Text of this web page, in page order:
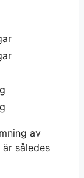
av
således